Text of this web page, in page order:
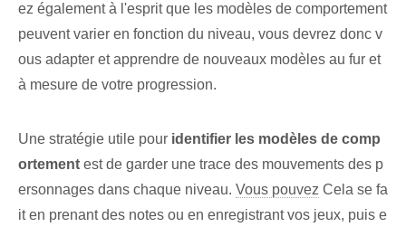
ez également à l'esprit que les modèles de comportement
peuvent varier ⁤en fonction du niveau, vous devrez donc v
ous adapter et ⁢apprendre de nouveaux modèles⁤ au fur et
à mesure de votre progression.
Une stratégie utile pour identifier les modèles de comp
ortement est de garder une trace des mouvements des p
ersonnages dans chaque niveau. Vous pouvez Cela se fa
it en prenant des notes ou en enregistrant vos jeux, puis e